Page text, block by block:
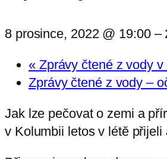
8 prosince, 2022 @ 19:00–
«Zprávy čtené z vody v
Zprávy čtené z vody –
Jak lze pečovat o zemi a
v Kolumbii letos v létě